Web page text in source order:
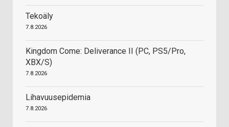
Tekoäly
7.8.2026
Kingdom Come: Deliverance II (PC, PS5/Pro,
XBX/S)
7.8.2026
Lihavuusepidemia
7.8.2026